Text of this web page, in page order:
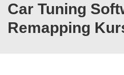
Car Tuning
Remapping